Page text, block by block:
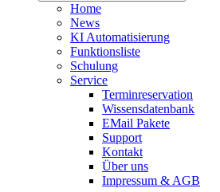
Home
News
KI Automatisierung
Funktionsliste
Schulung
Service
Terminreservation
Wissensdatenbank
EMail Pakete
Support
Kontakt
Über uns
Impressum & AGB